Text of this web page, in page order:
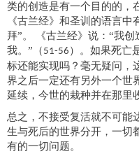
类的创造是有一个目的的，
《古兰经》 和圣训的语言中
拜”。
《古兰经》 说： “我创
我。 ”（ 51-56 ）。如果死亡
标还能实现吗？毫无疑问，
界之后一定还有另外一个世
延续， 今世的栽种并在那里
总之，不接受复活就不可能
生与死后的世界分开，一切
有的一切问题。